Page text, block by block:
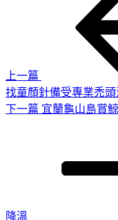
上一篇
找童顏針備受專業禿
下
下一篇 宜蘭龜山島賞
降溫